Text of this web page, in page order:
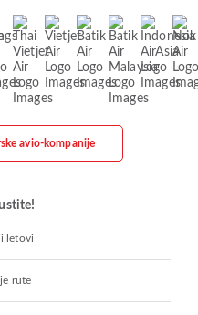
avio-kompanije
letovi
rute